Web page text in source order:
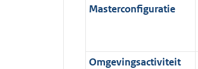
t
a
a
Masterconfiguratie
Omgevingsactiviteit